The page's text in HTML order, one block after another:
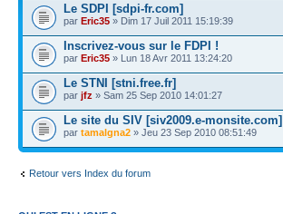
Le SDPI [sdpi-fr.com]
par Eric35 » Dim 17 Juil 2011 15:19:39
Inscrivez-vous sur le FDPI !
par Eric35 » Lun 18 Avr 2011 13:24:20
Le STNI [stni.free.fr]
par jfz » Sam 25 Sep 2010 14:01:27
Le site du SIV [siv2009.e-monsite.com]
par tamalgna2 » Jeu 23 Sep 2010 08:51:49
Retour vers Index du forum